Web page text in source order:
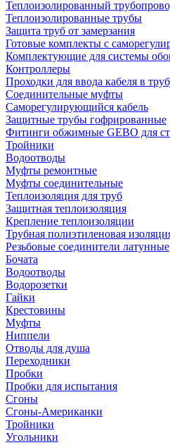
Теплоизолированный
Теплоизолированные трубы
Защита труб от замерзания
Готовые комплекты с
Комплектующие для системы
Контроллеры
Проходки для ввода кабеля в
Соединительные муфты
Саморегулирующийся кабель
Защитные трубы гофрированные
Фитинги обжимные GEBO для
Тройники
Водоотводы
Муфты ремонтные
Муфты соединительные
Теплоизоляция для труб
Защитная теплоизоляция
Крепление теплоизоляции
Трубная полиэтиленовая
Резьбовые соединители латунные
Бочата
Водоотводы
Водорозетки
Гайки
Крестовины
Муфты
Ниппели
Отводы для душа
Переходники
Пробки
Пробки для испытания
Сгоны
Сгоны-Американки
Тройники
Угольники